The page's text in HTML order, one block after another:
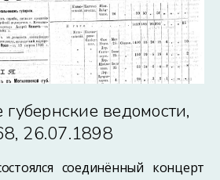
ведомости,
26.07.1898
соединённый концерт